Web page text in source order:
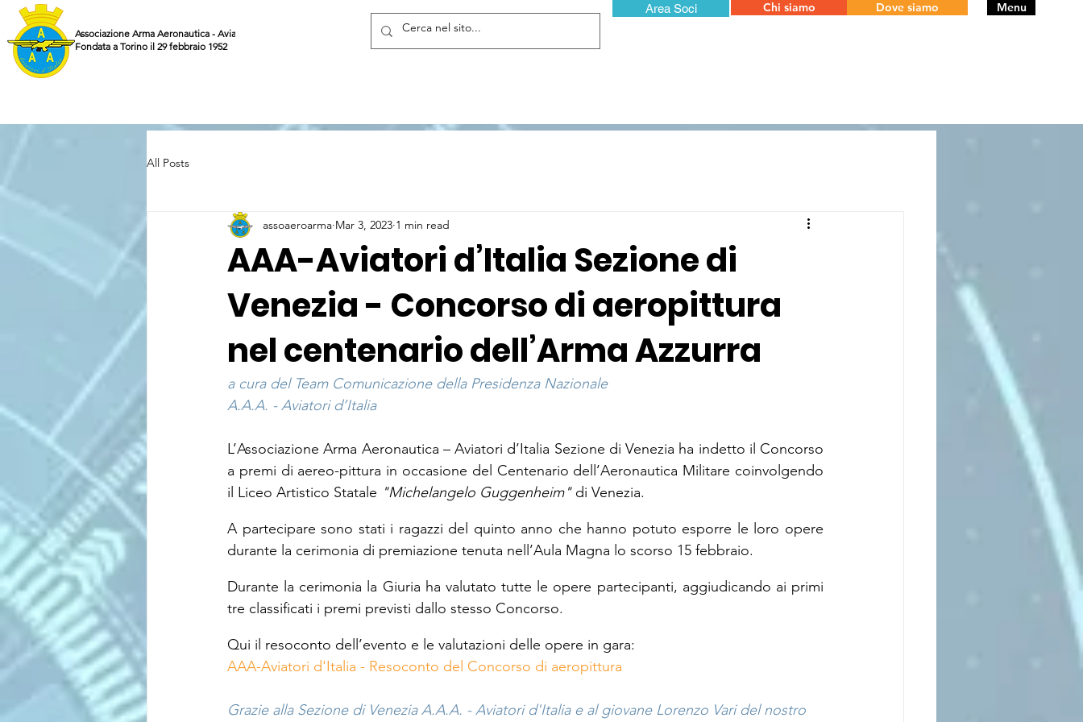
Associazione Arma Aeronautica - Aviatori d'Italia ETS
Fondata a Torino il 29 febbraio 1952
Area Soci Chi siamo Dove siamo Menu
All Posts
AAA-Aviatori d’Italia Sezione di
Venezia - Concorso di aeropittura
nel centenario dell’Arma Azzurra
assoaeroarma Mar 3, 2023 1 min read
a cura del Team Comunicazione della Presidenza Nazionale
A.A.A. - Aviatori d’Italia
L’Associazione Arma Aeronautica – Aviatori d’Italia Sezione di Venezia ha indetto il Concorso
a premi di aereo-pittura in occasione del Centenario dell’Aeronautica Militare coinvolgendo
il Liceo Artistico Statale "Michelangelo Guggenheim" di Venezia.
A partecipare sono stati i ragazzi del quinto anno che hanno potuto esporre le loro opere
durante la cerimonia di premiazione tenuta nell’Aula Magna lo scorso 15 febbraio.
Durante la cerimonia la Giuria ha valutato tutte le opere partecipanti, aggiudicando ai primi
tre classificati i premi previsti dallo stesso Concorso.
Qui il resoconto dell’evento e le valutazioni delle opere in gara:
AAA-Aviatori d'Italia - Resoconto del Concorso di aeropittura
Grazie alla Sezione di Venezia A.A.A. - Aviatori d'Italia e al giovane Lorenzo Vari del nostro